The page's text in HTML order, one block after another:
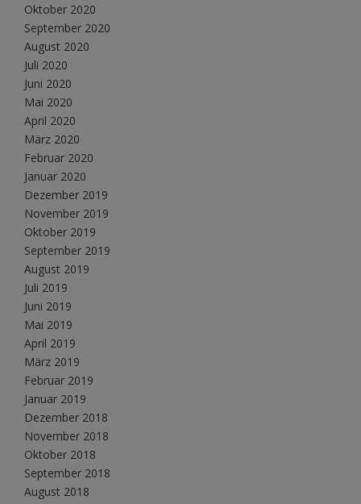
Oktober 2020
September 2020
August 2020
Juli 2020
Juni 2020
Mai 2020
April 2020
März 2020
Februar 2020
Januar 2020
Dezember 2019
November 2019
Oktober 2019
September 2019
August 2019
Juli 2019
Juni 2019
Mai 2019
April 2019
März 2019
Februar 2019
Januar 2019
Dezember 2018
November 2018
Oktober 2018
September 2018
August 2018